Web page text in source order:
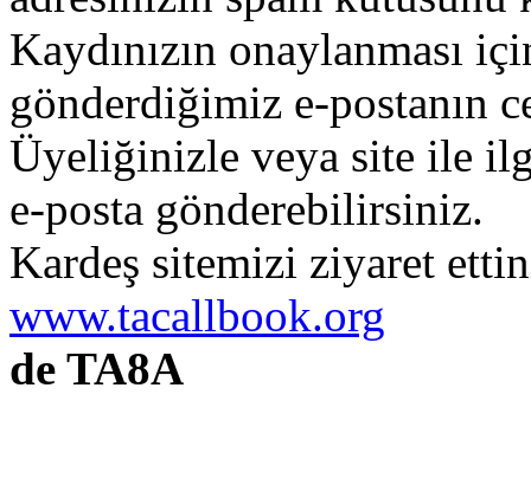
Kaydınızın onaylanması
gönderdiğimiz e-postanın
Üyeliğinizle veya site ile
e-posta gönderebilirsiniz.
Kardeş sitemizi ziyaret
www.tacallbook.org
de TA8A